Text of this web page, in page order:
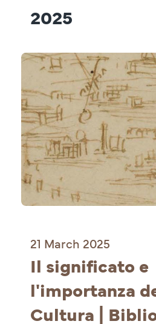
2025
21 March 2025
Il significato e
l'importanza
Cultura |